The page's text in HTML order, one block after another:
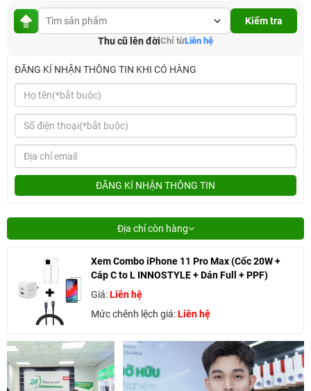
Kiểm tra
Thu cũ lên đờiChỉ từLiên hệ
ĐĂNG KÍ NHẬN THÔNG TIN KHI CÓ HÀNG
ĐĂNG KÍ NHẬN THÔNG TIN
Địa chỉ còn hàng
Xem Combo iPhone 11 Pro Max (Cốc 20W +
Cáp C to L INNOSTYLE + Dán Full + PPF)
Giá:Liên hệ
Mức chênh lệch giá:Liên hệ